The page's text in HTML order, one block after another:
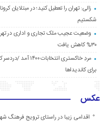
زالی: تهران را تعطیل کنید؛ در مبتلایان
شکستیم
وضعیت عجیب ملک تجاری و اداری در
۳۰% کاهش یافت
مردِ خاکستری انتخابات
برای کاندیداها
عکس
اقدامی زیبا در راستای ترویج فرهنگ